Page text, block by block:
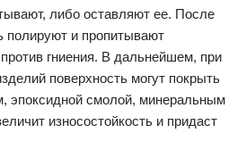
либо оставляют ее. После
полируют и пропитывают
гниения. В дальнейшем, при
поверхность могут покрыть
эпоксидной смолой, минеральным
износостойкость и придаст